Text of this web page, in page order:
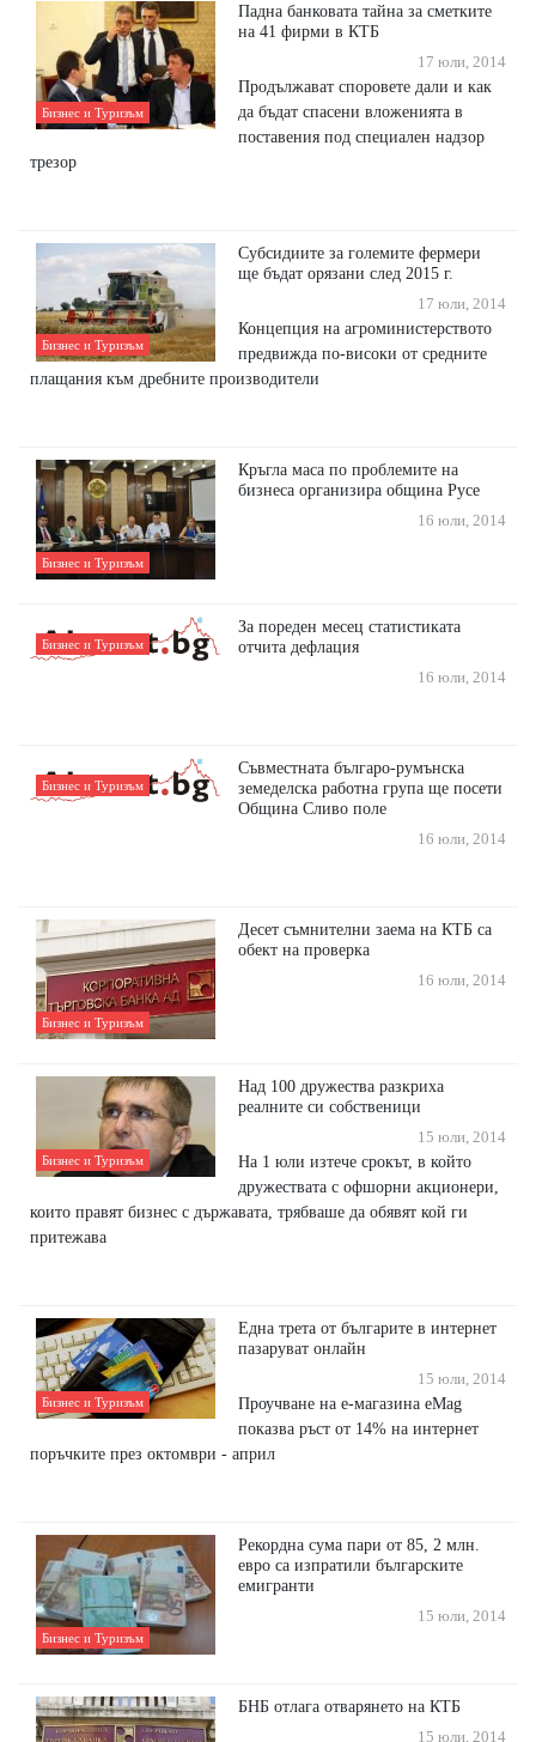
Бизнес и Туризъм
Падна банковата тайна за сметките
на 41 фирми в КТБ
17 юли, 2014
Продължават споровете дали и как
да бъдат спасени вложенията в
поставения под специален надзор
трезор
Бизнес и Туризъм
Субсидиите за големите фермери
ще бъдат орязани след 2015 г.
17 юли, 2014
Концепция на агроминистерството
предвижда по-високи от средните
плащания към дребните производители
Бизнес и Туризъм
Кръгла маса по проблемите на
бизнеса организира община Русе
16 юли, 2014
Бизнес и Туризъм
За пореден месец статистиката
отчита дефлация
16 юли, 2014
Бизнес и Туризъм
Съвместната българо-румънска
земеделска работна група ще посети
Община Сливо поле
16 юли, 2014
Бизнес и Туризъм
Десет съмнителни заема на КТБ са
обект на проверка
16 юли, 2014
Бизнес и Туризъм
Над 100 дружества разкриха
реалните си собственици
15 юли, 2014
На 1 юли изтече срокът, в който
дружествата с офшорни акционери,
които правят бизнес с държавата, трябваше да обявят кой ги
притежава
Бизнес и Туризъм
Една трета от българите в интернет
пазаруват онлайн
15 юли, 2014
Проучване на е-магазина eMag
показва ръст от 14% на интернет
поръчките през октомври - април
Бизнес и Туризъм
Рекордна сума пари от 85, 2 млн.
евро са изпратили българските
емигранти
15 юли, 2014
БНБ отлага отварянето на КТБ
15 юли, 2014